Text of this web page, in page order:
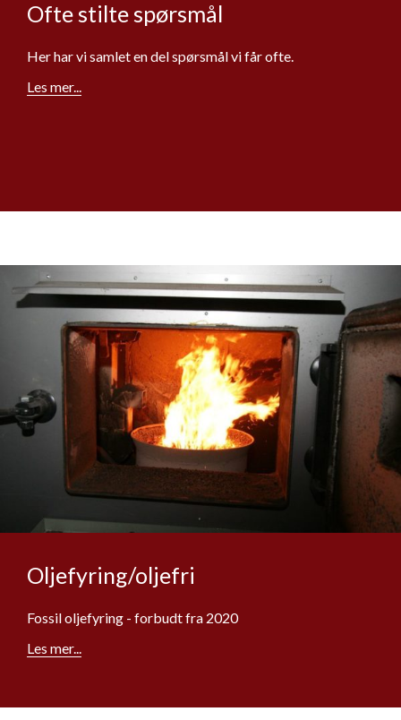
Ofte stilte spørsmål
Her har vi samlet en del spørsmål vi får ofte.
Les mer...
Oljefyring/oljefri
Fossil oljefyring - forbudt fra 2020
Les mer...